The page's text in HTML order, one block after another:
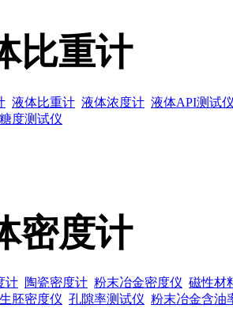
比重计
液体比重计 液体浓度计 液体API测试
度测试仪
密度计
计 陶瓷密度计 粉末冶金密度仪 磁性材
生胚密度仪 孔隙率测试仪 粉末冶金含油